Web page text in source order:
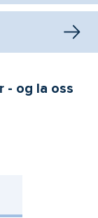
- og la oss